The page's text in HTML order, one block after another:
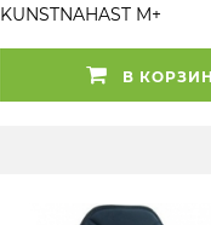
KUNSTNAHAST M+
В